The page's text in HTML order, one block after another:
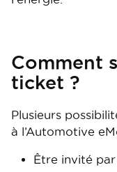
Comment
ticket ?
Plusieurs
à l’Automotive
Être invité